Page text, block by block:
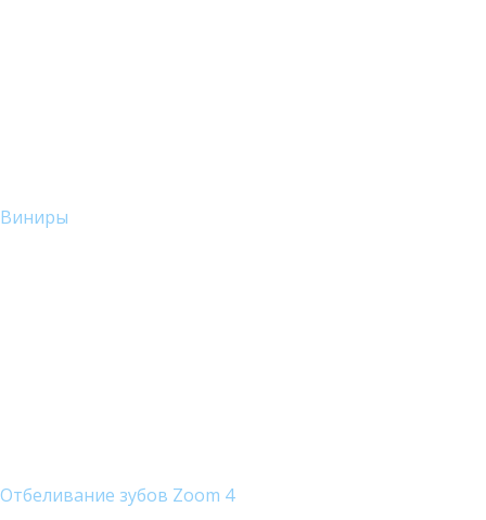
Виниры
Отбеливание зубов Zoom 4